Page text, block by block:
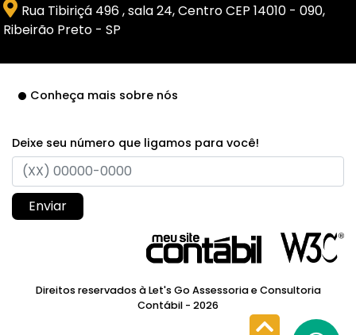
Rua Tibiriçá 496 , sala 24, Centro CEP 14010 - 090,
Ribeirão Preto - SP
Conheça mais sobre nós
Deixe seu número que ligamos para você!
Enviar
Direitos reservados à Let's Go Assessoria e Consultoria
Contábil - 2026